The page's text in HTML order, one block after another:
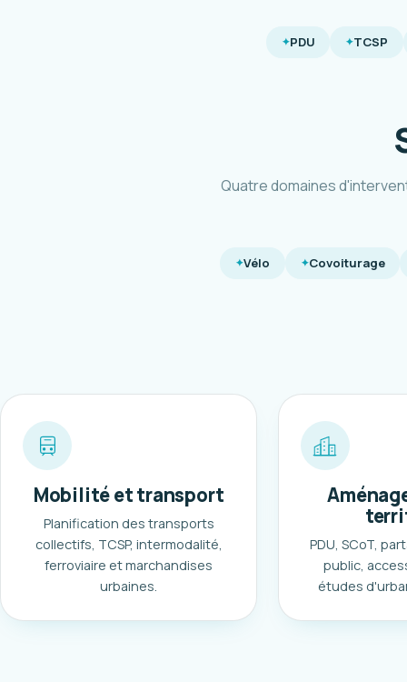
PDU TCSP
Quatre domaines
Vélo Covoiturage
Mobilité et transport
Planification des transports
collectifs, TCSP, intermodalité,
ferroviaire et marchandises
urbaines.
PDU, SCoT,
public,
études